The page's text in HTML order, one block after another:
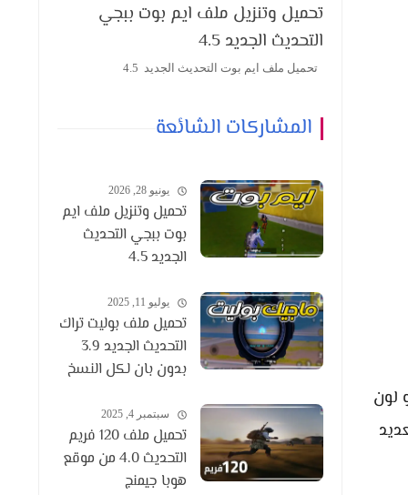
لون
تحميل وتنزيل ملف ايم بوت ببجي
التحديث الجديد 4.5
تحميل ملف ايم بوت التحديث الجديد 4.5
المشاركات الشائعة
يونيو 28, 2026
تحميل وتنزيل ملف ايم
بوت ببجي التحديث
الجديد 4.5
يوليو 11, 2025
تحميل ملف بوليت تراك
التحديث الجديد 3.9
بدون بان لكل النسخ
سبتمبر 4, 2025
تحميل ملف 120 فريم
التحديث 4.0 من موقع
هوبا جيمنج